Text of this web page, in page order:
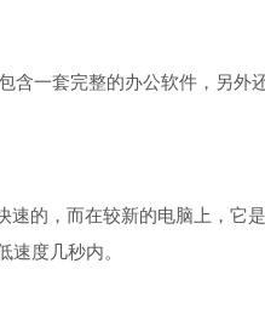
含一套完整的办公软件，另
速的，而在较新的电脑上，它
速度几秒内。